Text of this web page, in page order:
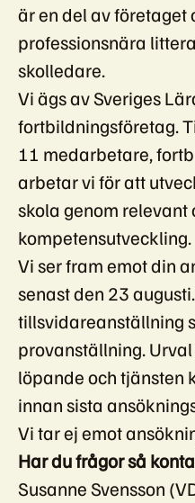
är en del av företaget
professionsnära
skolledare.
Vi ägs av Sveriges
fortbildningsföretag.
11 medarbetare,
arbetar vi för att
skola genom relevant
kompetensutveckling.
Vi ser fram emot din
senast den 23
tillsvidareanställning
provanställning.
löpande och tjänsten
innan sista
Vi tar ej emot
Har du frågor så
Susanne Svensson